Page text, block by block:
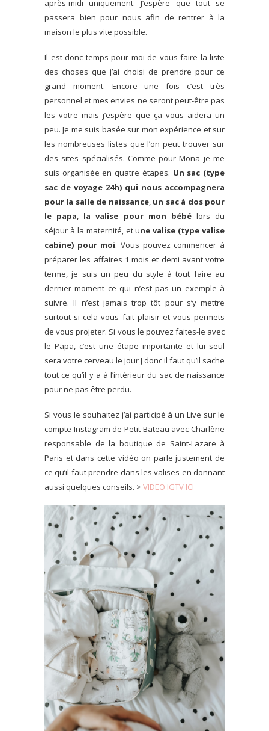
après-midi uniquement. J’espère que tout se
passera bien pour nous afin de rentrer à la
maison le plus vite possible.
Il est donc temps pour moi de vous faire la liste
des choses que j’ai choisi de prendre pour ce
grand moment. Encore une fois c’est très
personnel et mes envies ne seront peut-être pas
les votre mais j’espère que ça vous aidera un
peu. Je me suis basée sur mon expérience et sur
les nombreuses listes que l’on peut trouver sur
des sites spécialisés. Comme pour Mona je me
suis organisée en quatre étapes. Un sac (type
sac de voyage 24h) qui nous accompagnera
pour la salle de naissance, un sac à dos pour
le papa, la valise pour mon bébélors du
séjour à la maternité, et une valise (type valise
cabine) pour moi. Vous pouvez commencer à
préparer les affaires 1 mois et demi avant votre
terme, je suis un peu du style à tout faire au
dernier moment ce qui n’est pas un exemple à
suivre. Il n’est jamais trop tôt pour s’y mettre
surtout si cela vous fait plaisir et vous permets
de vous projeter. Si vous le pouvez faites-le avec
le Papa, c’est une étape importante et lui seul
sera votre cerveau le jour J donc il faut qu’il sache
tout ce qu’il y a à l’intérieur du sac de naissance
pour ne pas être perdu.
Si vous le souhaitez j’ai participé à un Live sur le
compte Instagram de Petit Bateau avec Charlène
responsable de la boutique de Saint-Lazare à
Paris et dans cette vidéo on parle justement de
ce qu’il faut prendre dans les valises en donnant
aussi quelques conseils. > VIDEO IGTV ICI